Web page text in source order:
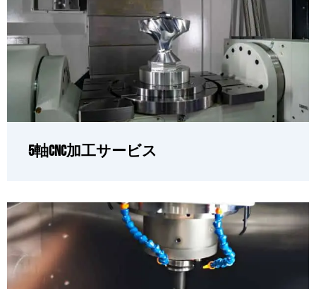
5軸CNC加工サービス